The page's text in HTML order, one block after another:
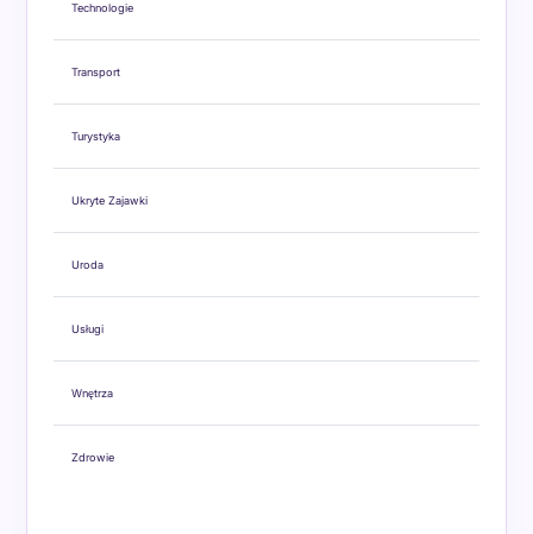
Technologie
Transport
Turystyka
Ukryte Zajawki
Uroda
Usługi
Wnętrza
Zdrowie